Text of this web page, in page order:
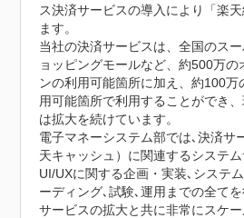
ス決済サービスの導入により「楽
ます。
当社の決済サービスは、全国のス
ョッピングモールなど、約500万の
ンの利用可能箇所に加え、約100万
用可能箇所で利用することができ
は拡大を続けています。
電子マネーシステム部では､決済サ
天キャッシュ）に関連するシステ
UI/UXに関する企画・実装､システ
ーディング､試験､運用までの全て
サービスの拡大と共に非常にスケ